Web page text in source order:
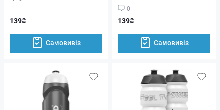
139₴
Самовивіз
0
139₴
Самовивіз